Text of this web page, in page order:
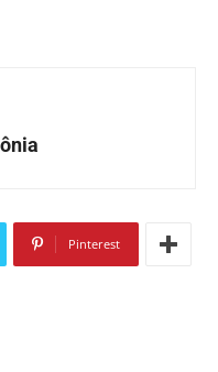
Pinterest